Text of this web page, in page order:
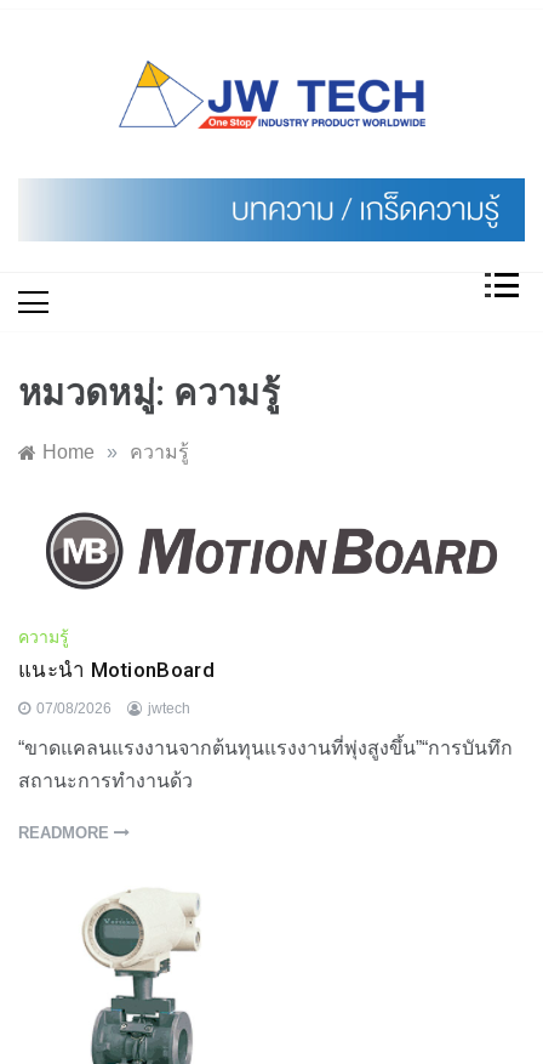
หมวดหมู่: ความรู้
Home » ความรู้
ความรู้
แนะนำ MotionBoard
07/08/2026 jwtech
“ขาดแคลนแรงงานจากต้นทุนแรงงานที่พุ่งสูงขึ้น”“การบันทึก
สถานะการทำงานด้ว
READMORE